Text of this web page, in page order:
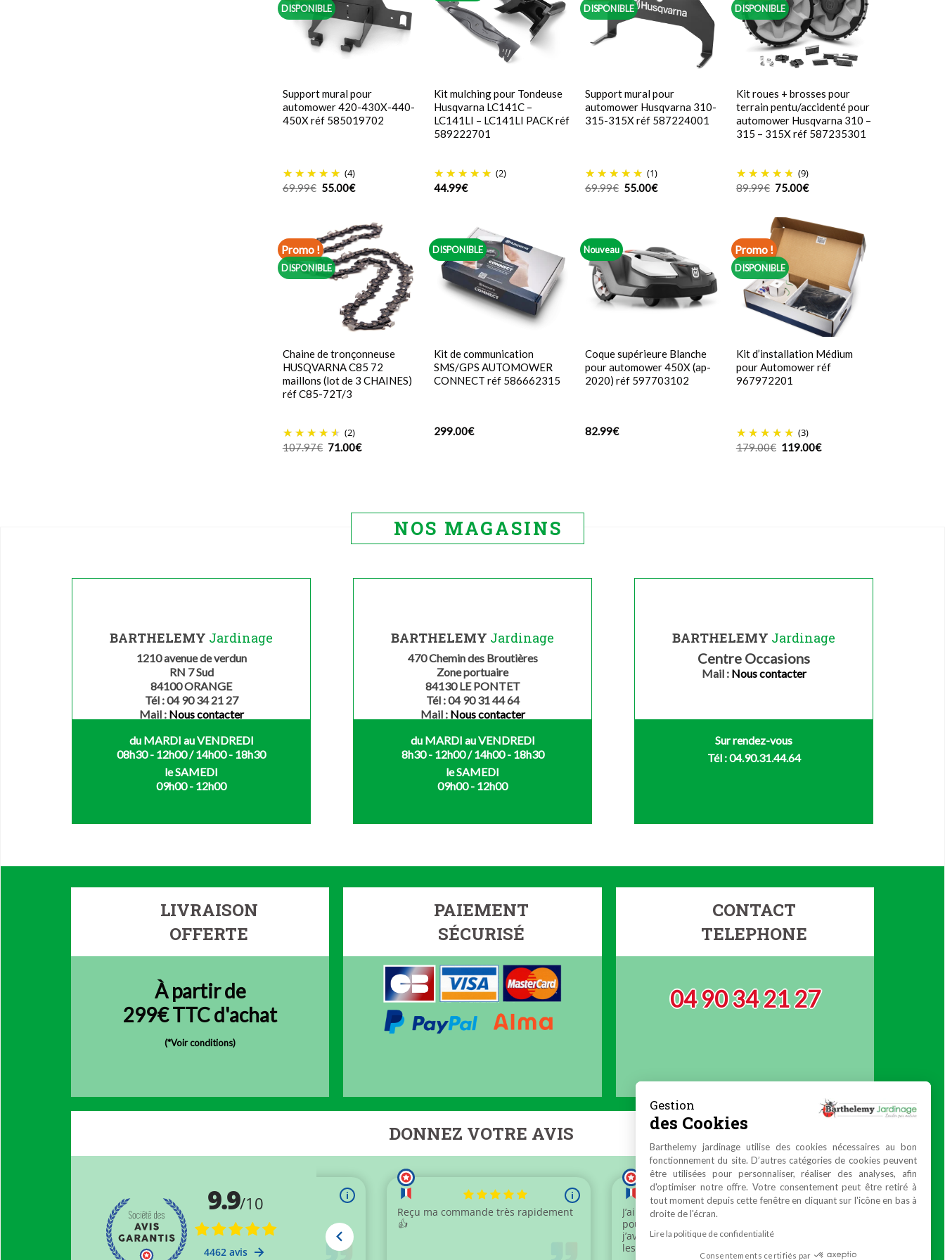
DISPONIBLE
Support mural pour
automower 420-430X-440-
450X réf 585019702
(4)
69.99€ Le
69.99€.
55.00€Le
55.00€.
Kit mulching pour Tondeuse
Husqvarna LC141C –
LC141LI – LC141LI PACK réf
589222701
(2)
44.99€
DISPONIBLE
Support mural pour
automower Husqvarna 310-
315-315X réf 587224001
(1)
69.99€ Le
55.00€Le
DISPONIBLE
Kit roues + brosses pour
terrain pentu/accidenté pour
automower Husqvarna 310 –
315 – 315X réf 587235301
(9)
89.99€ Le
était :
89.99€.
75.00€Le
75.00€.
Promo !
DISPONIBLE
Chaine de tronçonneuse
HUSQVARNA C85 72
maillons (lot de 3 CHAINES)
réf C85-72T/3
(2)
107.97€ Le
71.00€Le
DISPONIBLE
Kit de communication
SMS/GPS AUTOMOWER
CONNECT réf 586662315
299.00€
Nouveau
Coque supérieure Blanche
pour automower 450X (ap-
2020) réf 597703102
82.99€
Promo !
DISPONIBLE
Kit d’installation Médium
pour Automower réf
967972201
(3)
179.00€ Le
119.00€Le
NOS MAGASINS
BARTHELEMY Jardinage
1210 avenue de verdun
RN 7 Sud
84100 ORANGE
Tél : 04 90 34 21 27
Mail : Nous contacter
du MARDI au VENDREDI
08h30 - 12h00 / 14h00 - 18h30
le SAMEDI
09h00 - 12h00
BARTHELEMY Jardinage
470 Chemin des Broutières
Zone portuaire
84130 LE PONTET
Tél : 04 90 31 44 64
Mail : Nous contacter
du MARDI au VENDREDI
8h30 - 12h00 / 14h00 - 18h30
le SAMEDI
09h00 - 12h00
BARTHELEMY Jardinage
Centre Occasions
Mail : Nous contacter
Sur rendez-vous
Tél : 04.90.31.44.64
LIVRAISON
OFFERTE
À partir de
299€ TTC d'achat
(*Voir conditions)
PAIEMENT
SÉCURISÉ
CONTACT
TELEPHONE
04 90 34 21 27
DONNEZ VOTRE AVIS
Gestion
des Cookies
Barthelemy jardinage utilise des cookies nécessaires au bon
fonctionnement du site. D’autres catégories de cookies peuvent
être utilisées pour personnaliser, réaliser des analyses, afin
d'optimiser notre offre. Votre consentement peut être retiré à
tout moment depuis cette fenêtre en cliquant sur l'icône en bas à
droite de l'écran.
Lire la politique de confidentialité
Consentements certifiés par